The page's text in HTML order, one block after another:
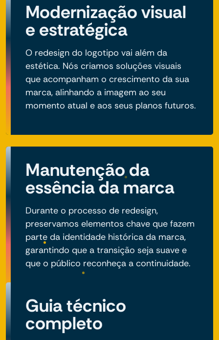
Modernização visual
e estratégica
O redesign do logotipo vai além da
estética. Nós criamos soluções visuais
que acompanham o crescimento da sua
marca, alinhando a imagem ao seu
momento atual e aos seus planos futuros.
Manutenção da
essência da marca
Durante o processo de redesign,
preservamos elementos chave que fazem
parte da identidade histórica da marca,
garantindo que a transição seja suave e
que o público reconheça a continuidade.
Guia técnico
completo